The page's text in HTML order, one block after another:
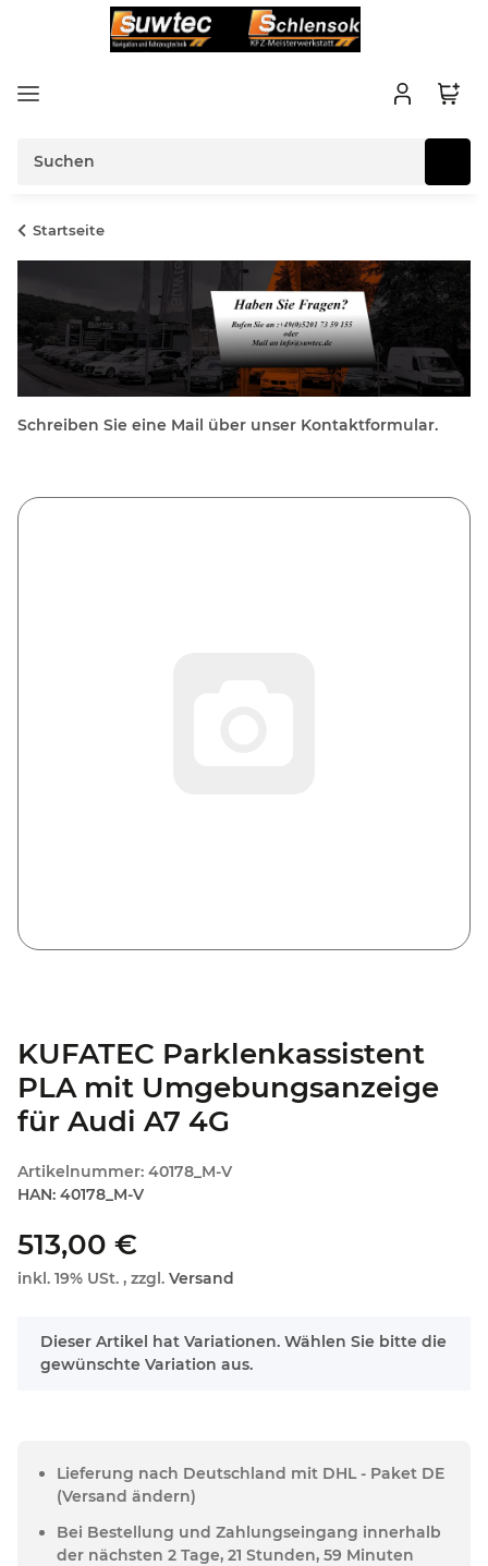
Startseite
Schreiben Sie eine Mail über unser Kontaktformular.
KUFATEC Parklenkassistent
PLA mit Umgebungsanzeige
für Audi A7 4G
Artikelnummer: 40178_M-V
HAN: 40178_M-V
513,00 €
inkl. 19% USt. , zzgl. Versand
x
Dieser Artikel hat Variationen. Wählen Sie bitte die
gewünschte Variation aus.
Lieferung nach Deutschland mit DHL - Paket DE
(Versand ändern)
Bei Bestellung und Zahlungseingang innerhalb
der nächsten 2 Tage, 21 Stunden, 59 Minuten